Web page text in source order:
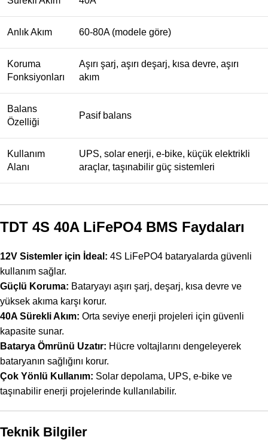
Anlık Akım 60-80A (modele göre)
Koruma
Fonksiyonları
Aşırı şarj, aşırı deşarj, kısa devre, aşırı
akım
Balans
Özelliği
Pasif balans
Kullanım
Alanı
UPS, solar enerji, e-bike, küçük elektrikli
araçlar, taşınabilir güç sistemleri
TDT 4S 40A LiFePO4 BMS Faydaları
12V Sistemler için İdeal: 4S LiFePO4 bataryalarda güvenli
kullanım sağlar.
Güçlü Koruma: Bataryayı aşırı şarj, deşarj, kısa devre ve
yüksek akıma karşı korur.
40A Sürekli Akım: Orta seviye enerji projeleri için güvenli
kapasite sunar.
Batarya Ömrünü Uzatır: Hücre voltajlarını dengeleyerek
bataryanın sağlığını korur.
Çok Yönlü Kullanım: Solar depolama, UPS, e-bike ve
taşınabilir enerji projelerinde kullanılabilir.
Teknik Bilgiler